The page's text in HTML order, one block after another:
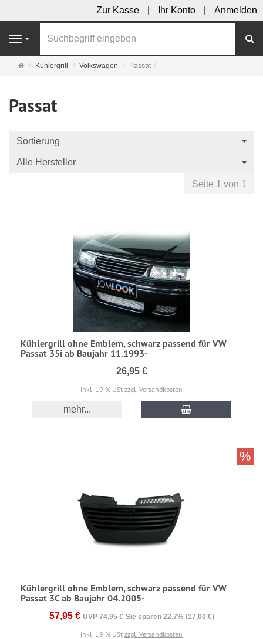
Zur Kasse Ihr Konto Anmelden
Navigation
Startseite
Kühlergrill Volkswagen Passat
Passat
Sortierung
Alle Hersteller
Seite 1 von 1
Kühlergrill ohne Emblem, schwarz passend für VW
Passat 35i ab Baujahr 11.1993-
26,95 €
inkl. 19 % USt zzgl. Versandkosten
mehr...
Kühlergrill ohne Emblem, schwarz passend für VW
Passat 3C ab Baujahr 04.2005-
57,95 € UVP 74,95 € Sie sparen 22.7% (17,00 €)
inkl. 19 % USt zzgl. Versandkosten
%